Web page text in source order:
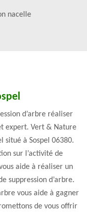
d’arbre réaliser
expert. Vert & Nature
situé à Sospel 06380.
sur l’activité de
aide à réaliser un
suppression d’arbre.
vous aide à gagner
de vous offrir